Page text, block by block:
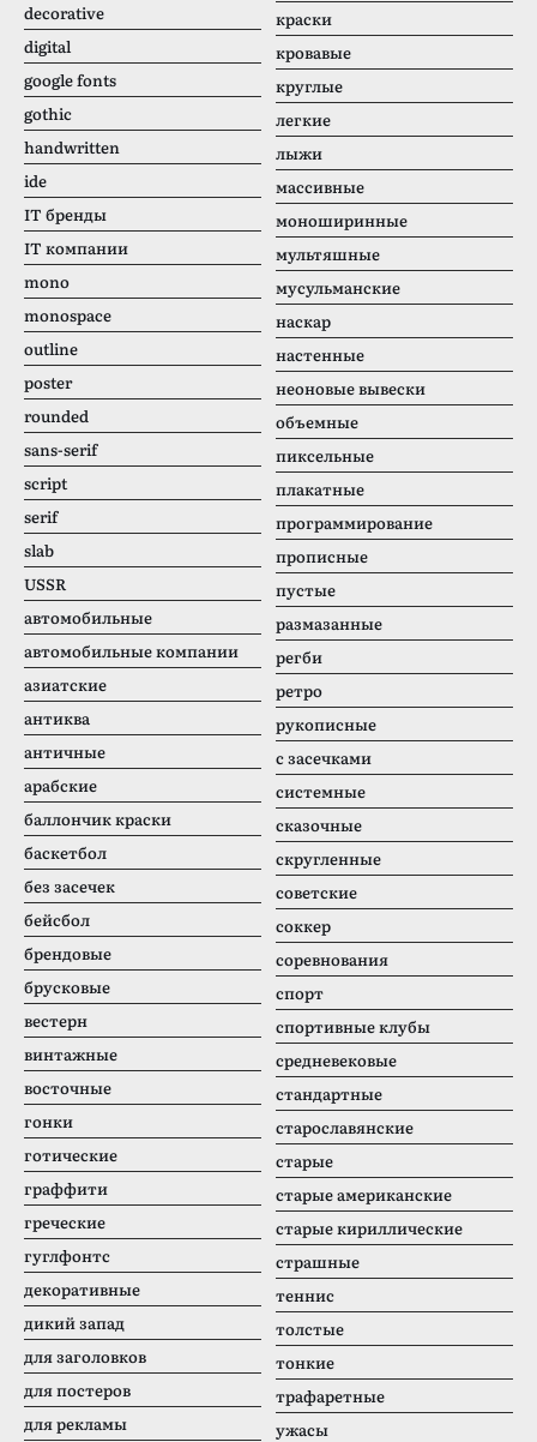
decorative
digital
google fonts
gothic
handwritten
ide
IT бренды
IT компании
mono
monospace
outline
poster
rounded
sans-serif
script
serif
slab
USSR
автомобильные
автомобильные компании
азиатские
антиква
античные
арабские
баллончик краски
баскетбол
без засечек
бейсбол
брендовые
брусковые
вестерн
винтажные
восточные
гонки
готические
граффити
греческие
гуглфонтс
декоративные
дикий запад
для заголовков
для постеров
для рекламы
краски
кровавые
круглые
легкие
лыжи
массивные
моноширинные
мультяшные
мусульманские
наскар
настенные
неоновые вывески
объемные
пиксельные
плакатные
программирование
прописные
пустые
размазанные
регби
ретро
рукописные
с засечками
системные
сказочные
скругленные
советские
соккер
соревнования
спорт
спортивные клубы
средневековые
стандартные
старославянские
старые
старые американские
старые кириллические
страшные
теннис
толстые
тонкие
трафаретные
ужасы